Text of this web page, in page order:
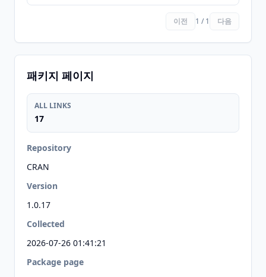
이전 1 / 1 다음
패키지 페이지
ALL LINKS
17
Repository
CRAN
Version
1.0.17
Collected
2026-07-26 01:41:21
Package page